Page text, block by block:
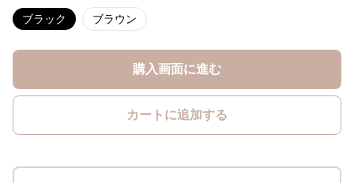
ブラック ブラウン
購入画面に進む
カートに追加する